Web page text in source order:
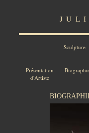
Sculpture
Présentation
d'Artiste